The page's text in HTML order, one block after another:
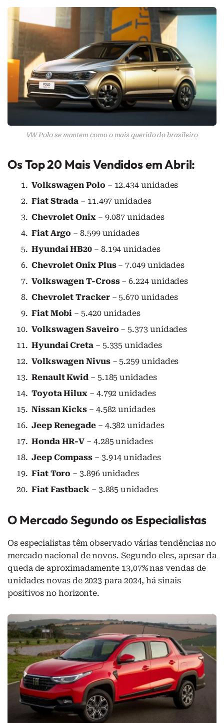
VW Polo se mantem como o mais querido do brasileiro
Os Top 20 Mais Vendidos em Abril:
Volkswagen Polo – 12.434 unidades
Fiat Strada – 11.497 unidades
Chevrolet Onix– 9.087 unidades
Fiat Argo – 8.599 unidades
Hyundai HB20 – 8.194 unidades
Chevrolet Onix Plus– 7.049 unidades
Volkswagen T-Cross– 6.224 unidades
Chevrolet Tracker– 5.670 unidades
Fiat Mobi – 5.420 unidades
Volkswagen Saveiro – 5.373 unidades
Hyundai Creta– 5.335 unidades
Volkswagen Nivus– 5.259 unidades
Renault Kwid – 5.185 unidades
Toyota Hilux – 4.792 unidades
Nissan Kicks – 4.582 unidades
Jeep Renegade– 4.382 unidades
Honda HR-V – 4.285 unidades
Jeep Compass – 3.914 unidades
Fiat Toro – 3.896 unidades
Fiat Fastback– 3.885 unidades
O Mercado Segundo os Especialistas
Os especialistas têm observado várias tendências no
mercado nacional de novos. Segundo eles, apesar da
queda de aproximadamente 13,07% nas vendas de
unidades novas de 2023 para 2024, há sinais
positivos no horizonte.